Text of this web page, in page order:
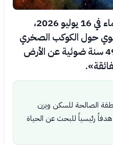
في إنجاز فلكي هام، رصد العلماء في 16 يوليو 2026،
حول الكوكب الصخري
"LHS 1140b"، الذي يبعد 49 سنة ضوئية عن الأرض
الصالحة للسكن ويزن
رئيسياً للبحث عن الحياة